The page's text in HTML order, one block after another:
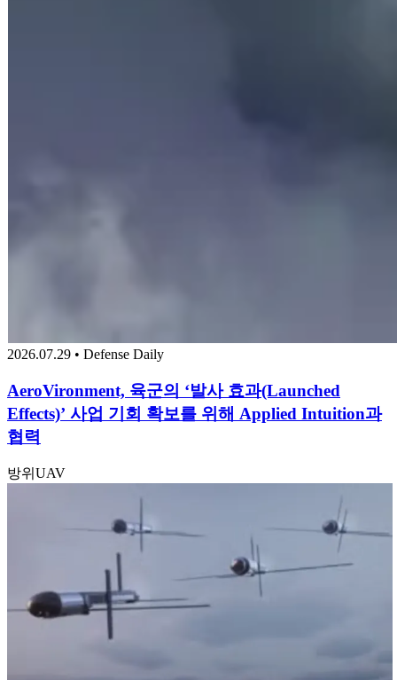
2026.07.29 • Defense Daily
AeroVironment, 육군의 ‘발사 효과(Launched
Effects)’ 사업 기회 확보를 위해 Applied Intuition과
협력
방위 UAV